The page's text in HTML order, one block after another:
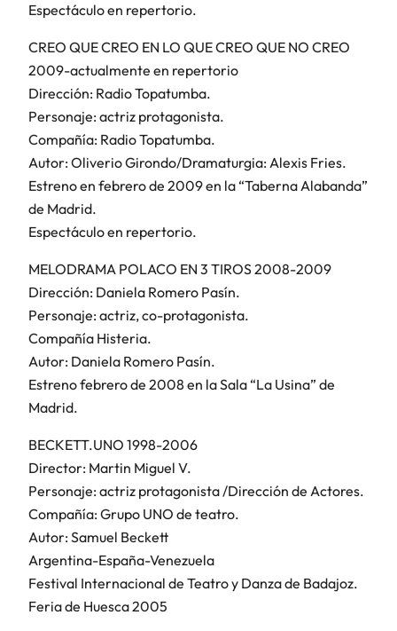
Espectáculo en repertorio.
CREO QUE CREO EN LO QUE CREO QUE NO CREO
2009-actualmente en repertorio
Dirección: Radio Topatumba.
Personaje: actriz protagonista.
Compañía: Radio Topatumba.
Autor: Oliverio Girondo/Dramaturgia: Alexis Fries.
Estreno en febrero de 2009 en la “Taberna Alabanda”
de Madrid.
Espectáculo en repertorio.
MELODRAMA POLACO EN 3 TIROS 2008-2009
Dirección: Daniela Romero Pasín.
Personaje: actriz, co-protagonista.
Compañía Histeria.
Autor: Daniela Romero Pasín.
Estreno febrero de 2008 en la Sala “La Usina” de
Madrid.
BECKETT.UNO 1998-2006
Director: Martin Miguel V.
Personaje: actriz protagonista /Dirección de Actores.
Compañía: Grupo UNO de teatro.
Autor: Samuel Beckett
Argentina-España-Venezuela
Festival Internacional de Teatro y Danza de Badajoz.
Feria de Huesca 2005